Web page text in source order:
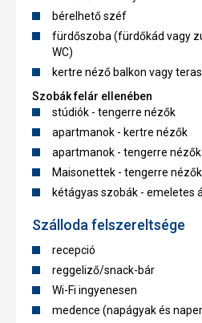
bérelhető széf
fürdőszoba (fürdőkád vagy
WC)
kertre néző balkon vagy
Szobák felár ellenében
stúdiók - tengerre nézők
apartmanok - kertre nézők
apartmanok - tengerre nézők
Maisonettek - tengerre nézők
kétágyas szobák - emeletes
Szálloda felszereltsége
recepció
reggeliző/snack-bár
Wi-Fi ingyenesen
medence (napágyak és